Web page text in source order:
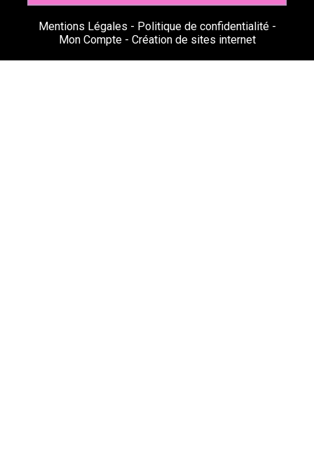
Mentions Légales
Politique de confidentialité
Mon Compte
Création de sites internet